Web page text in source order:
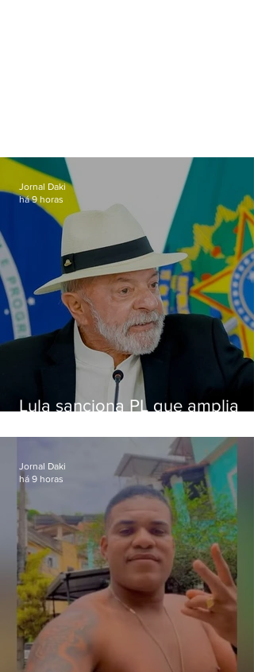
Lula sanciona PL que amplia
crianças
Jornal Daki
há 9 horas
Jornal Daki
há 9 horas